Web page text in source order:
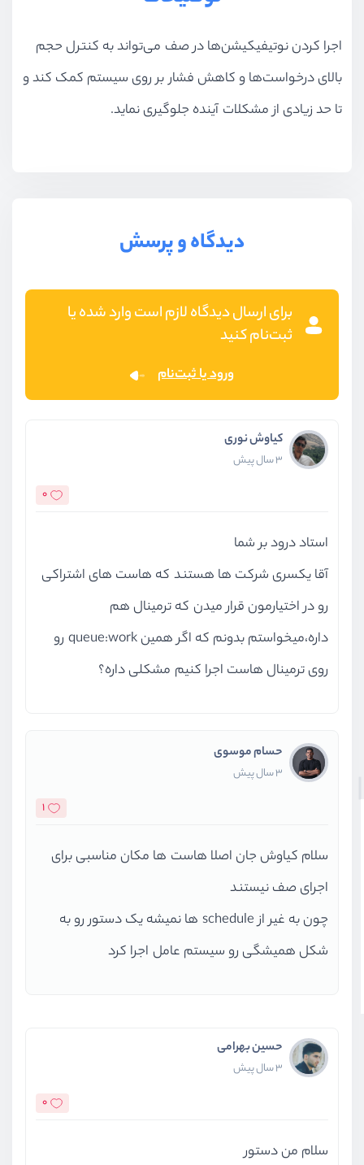
اجرا کردن نوتیفیکیشن‌ها در صف می‌تواند به کنترل حجم
بالای درخواست‌ها و کاهش فشار بر روی سیستم کمک کند و
تا حد زیادی از مشکلات آینده جلوگیری نماید.
دیدگاه و پرسش
برای ارسال دیدگاه لازم است وارد شده یا
ثبت‌نام کنید
ورود یا ثبت‌نام
کیاوش نوری
3 سال پیش
0
استاد درود بر شما
آقا یکسری شرکت ها هستند که هاست های اشتراکی
رو در اختیارمون قرار میدن که ترمینال هم
داره،میخواستم بدونم که اگر همین queue:work رو
روی ترمینال هاست اجرا کنیم مشکلی داره؟
حسام موسوی
3 سال پیش
1
سلام کیاوش جان اصلا هاست ها مکان مناسبی برای
اجرای صف نیستند
چون به غیر از schedule ها نمیشه یک دستور رو به
شکل همیشگی رو سیستم عامل اجرا کرد
حسین بهرامی
3 سال پیش
0
سلام من دستور